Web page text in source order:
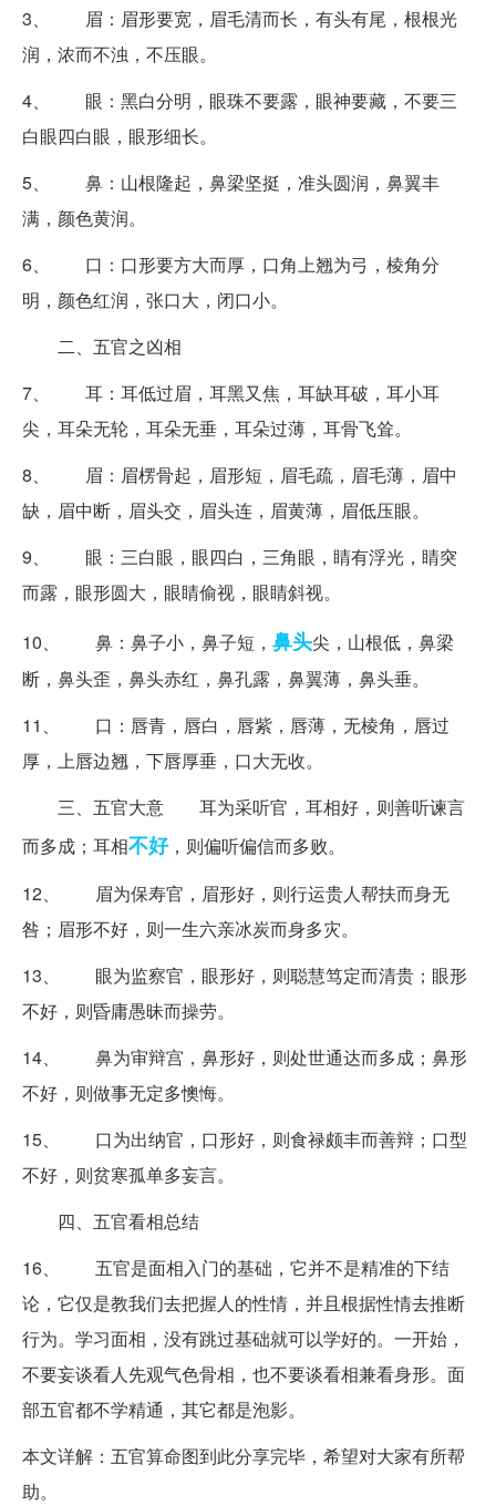
3、 眉：眉形要宽，眉毛清而长，有头有尾，根根光
润，浓而不浊，不压眼。
4、 眼：黑白分明，眼珠不要露，眼神要藏，不要三
白眼四白眼，眼形细长。
5、 鼻：山根隆起，鼻梁坚挺，准头圆润，鼻翼丰
满，颜色黄润。
6、 口：口形要方大而厚，口角上翘为弓，棱角分
明，颜色红润，张口大，闭口小。
二、五官之凶相
7、 耳：耳低过眉，耳黑又焦，耳缺耳破，耳小耳
尖，耳朵无轮，耳朵无垂，耳朵过薄，耳骨飞耸。
8、 眉：眉楞骨起，眉形短，眉毛疏，眉毛薄，眉中
缺，眉中断，眉头交，眉头连，眉黄薄，眉低压眼。
9、 眼：三白眼，眼四白，三角眼，睛有浮光，睛突
而露，眼形圆大，眼睛偷视，眼睛斜视。
10、 鼻：鼻子小，鼻子短， 鼻头尖，山根低，鼻梁
断，鼻头歪，鼻头赤红，鼻孔露，鼻翼薄，鼻头垂。
11、 口：唇青，唇白，唇紫，唇薄，无棱角，唇过
厚，上唇边翘，下唇厚垂，口大无收。
三、五官大意 耳为采听官，耳相好，则善听谏言
而多成；耳相不好，则偏听偏信而多败。
12、 眉为保寿官，眉形好，则行运贵人帮扶而身无
咎；眉形不好，则一生六亲冰炭而身多灾。
13、 眼为监察官，眼形好，则聪慧笃定而清贵；眼形
不好，则昏庸愚昧而操劳。
14、 鼻为审辩宫，鼻形好，则处世通达而多成；鼻形
不好，则做事无定多懊悔。
15、 口为出纳官，口形好，则食禄颇丰而善辩；口型
不好，则贫寒孤单多妄言。
四、五官看相总结
16、 五官是面相入门的基础，它并不是精准的下结
论，它仅是教我们去把握人的性情，并且根据性情去推断
行为。学习面相，没有跳过基础就可以学好的。一开始，
不要妄谈看人先观气色骨相，也不要谈看相兼看身形。面
部五官都不学精通，其它都是泡影。
本文详解：五官算命图到此分享完毕，希望对大家有所帮
助。